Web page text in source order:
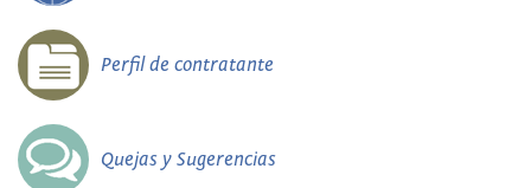
Perfil de contratante
Quejas y Sugerencias